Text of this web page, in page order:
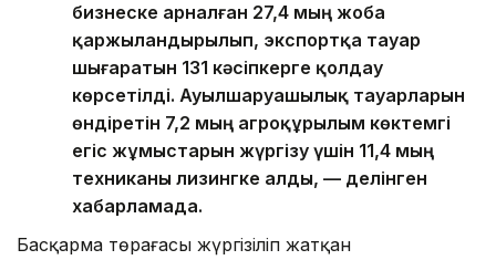
бизнеске арналған 27,4 мың жоба
қаржыландырылып, экспортқа тауар
шығаратын 131 кәсіпкерге қолдау
көрсетілді. Ауылшаруашылық тауарларын
өндіретін 7,2 мың агроқұрылым көктемгі
егіс жұмыстарын жүргізу үшін 11,4 мың
техниканы лизингке алды, — делінген
хабарламада.
Басқарма төрағасы жүргізіліп жатқан